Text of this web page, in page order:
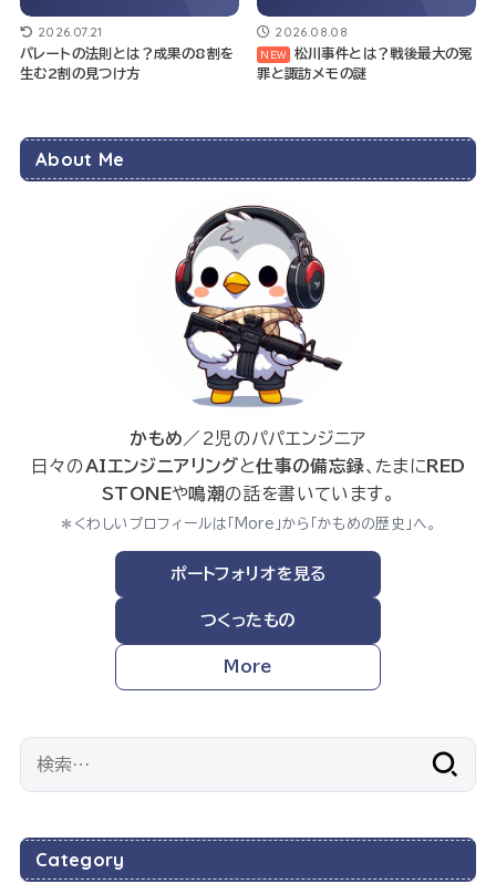
2026.07.21
パレートの法則とは？成果の8割を
生む2割の見つけ方
2026.08.08
松川事件とは？戦後最大の冤
罪と諏訪メモの謎
About Me
かもめ／2児のパパエンジニア
日々のAIエンジニアリングと仕事の備忘録、たまに RED
STONEや鳴潮の話を書いています。
＊くわしいプロフィールは「More」から「かもめの歴史」へ。
ポートフォリオを見る
つくったもの
More
Category